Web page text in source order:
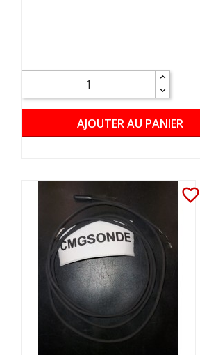
AJOUTER AU PANIER
favorite_border